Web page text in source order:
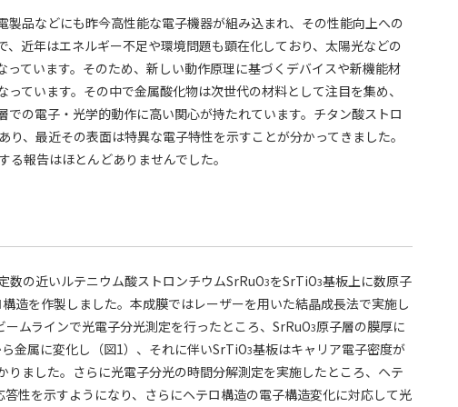
品などにも昨今高性能な電子機器が組み込まれ、その性能向上への
近年はエネルギー不足や環境問題も顕在化しており、太陽光などの
ています。そのため、新しい動作原理に基づくデバイスや新機能材
ています。その中で金属酸化物は次世代の材料として注目を集め、
の電子・光学的動作に高い関心が持たれています。チタン酸ストロ
り、最近その表面は特異な電子特性を示すことが分かってきました。
る報告はほとんどありませんでした。
数の近いルテニウム酸ストロンチウムSrRuO3をSrTiO3基板上に数原子
造を作製しました。本成膜ではレーザーを用いた結晶成長法で実施し
ムラインで光電子分光測定を行ったところ、SrRuO3原子層の膜厚に
金属に変化し（図1）、それに伴いSrTiO3基板はキャリア電子密度が
りました。さらに光電子分光の時間分解測定を実施したところ、ヘテ
性を示すようになり、さらにヘテロ構造の電子構造変化に対応して光